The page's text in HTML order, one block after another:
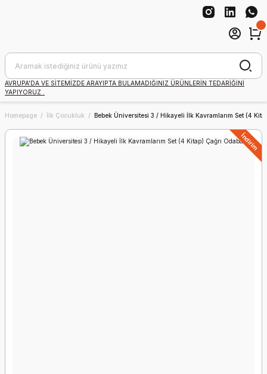
AVRUPA'DA VE SİTEMİZDE ARAYIPTA BULAMADIĞINIZ ÜRÜNLERİN TEDARİĞİNİ
YAPIYORUZ .
Homepage İlk Çocukluk Bebek Üniversitesi 3 / Hikayeli İlk Kavramlarım Set (4
İndirim